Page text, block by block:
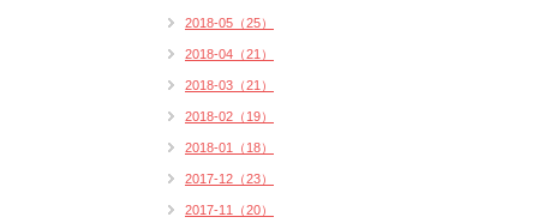
2018-05（25）
2018-04（21）
2018-03（21）
2018-02（19）
2018-01（18）
2017-12（23）
2017-11（20）